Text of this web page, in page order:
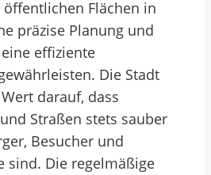
Flächen in
präzise Planung und
effiziente
Die Stadt
darauf, dass
Straßen stets sauber
Besucher und
sind. Die regelmäßige